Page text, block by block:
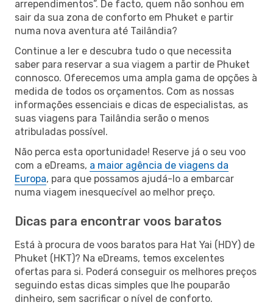
arrependimentos”. De facto, quem não sonhou em
sair da sua zona de conforto em Phuket e partir
numa nova aventura até Tailândia?
Continue a ler e descubra tudo o que necessita
saber para reservar a sua viagem a partir de Phuket
connosco. Oferecemos uma ampla gama de opções à
medida de todos os orçamentos. Com as nossas
informações essenciais e dicas de especialistas, as
suas viagens para Tailândia serão o menos
atribuladas possível.
Não perca esta oportunidade! Reserve já o seu voo
com a eDreams, a maior agência de viagens da
Europa, para que possamos ajudá-lo a embarcar
numa viagem inesquecível ao melhor preço.
Dicas para encontrar voos baratos
Está à procura de voos baratos para Hat Yai (HDY) de
Phuket (HKT)? Na eDreams, temos excelentes
ofertas para si. Poderá conseguir os melhores preços
seguindo estas dicas simples que lhe pouparão
dinheiro, sem sacrificar o nível de conforto.